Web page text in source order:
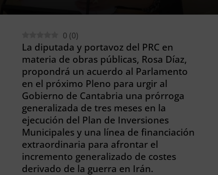
0 (0)
La diputada y portavoz del PRC en
materia de obras públicas, Rosa Díaz,
propondrá un acuerdo al Parlamento
en el próximo Pleno para urgir al
Gobierno de Cantabria una prórroga
generalizada de tres meses en la
ejecución del Plan de Inversiones
Municipales y una línea de financiación
extraordinaria para afrontar el
incremento generalizado de costes
derivado de la guerra en Irán.